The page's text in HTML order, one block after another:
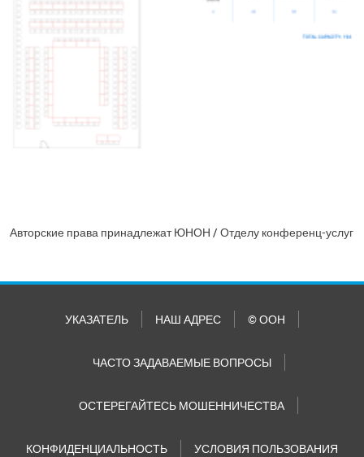
Авторские права принадлежат ЮНОН / Отделу конференц-услуг
УКАЗАТЕЛЬ НАШ АДРЕС © ООН
ЧАСТО ЗАДАВАЕМЫЕ ВОПРОСЫ
ОСТЕРЕГАЙТЕСЬ МОШЕННИЧЕСТВА
КОНФИДЕНЦИАЛЬНОСТЬ УСЛОВИЯ ПОЛЬЗОВАНИЯ